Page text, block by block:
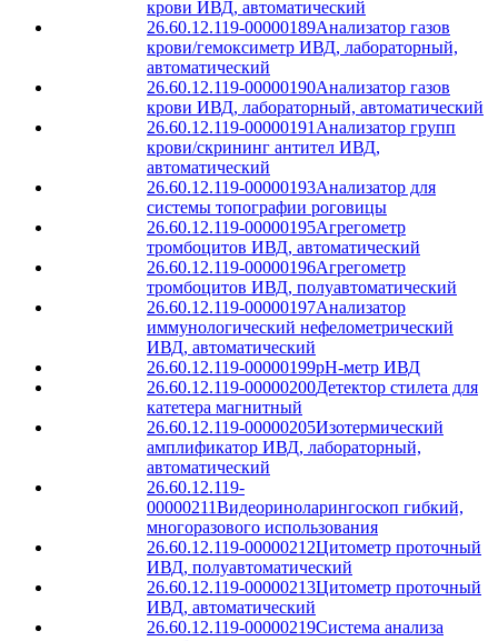
крови ИВД, автоматический
26.60.12.119-00000189Анализатор газов
крови/гемоксиметр ИВД, лабораторный,
автоматический
26.60.12.119-00000190Анализатор газов
крови ИВД, лабораторный, автоматический
26.60.12.119-00000191 Анализатор групп
крови/скрининг антител ИВД,
автоматический
26.60.12.119-00000193Анализатор для
системы топографии роговицы
26.60.12.119-00000195Агрегометр
тромбоцитов ИВД, автоматический
26.60.12.119-00000196Агрегометр
тромбоцитов ИВД, полуавтоматический
26.60.12.119-00000197Анализатор
иммунологический нефелометрический
ИВД, автоматический
26.60.12.119-00000199pH-метр ИВД
26.60.12.119-00000200Детектор стилета для
катетера магнитный
26.60.12.119-00000205Изотермический
амплификатор ИВД, лабораторный,
автоматический
26.60.12.119-
00000211Видеориноларингоскоп гибкий,
многоразового использования
26.60.12.119-00000212Цитометр проточный
ИВД, полуавтоматический
26.60.12.119-00000213Цитометр проточный
ИВД, автоматический
26.60.12.119-00000219Система анализа